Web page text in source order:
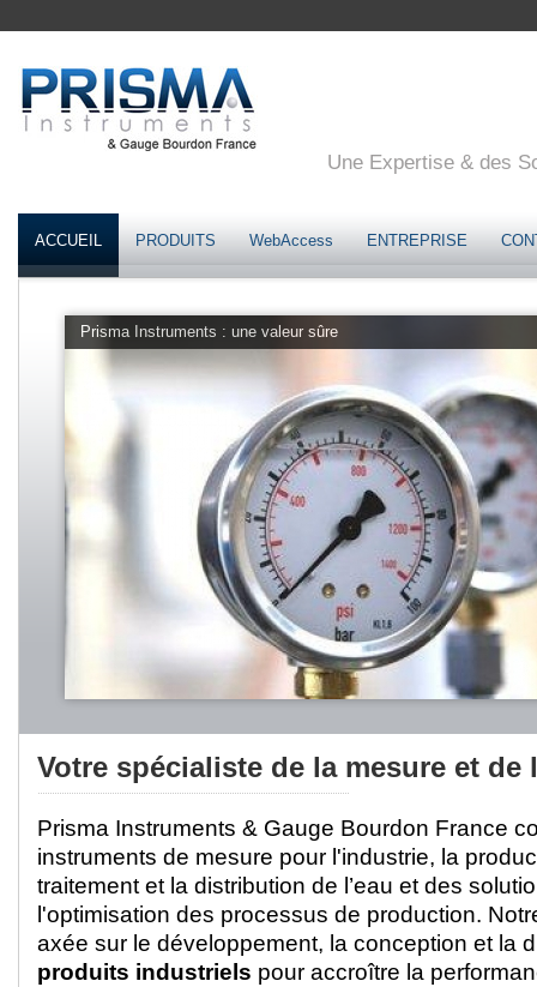
Une Expertise & des
ACCUEIL PRODUITS WebAccess ENTREPRISE
Votre spécialiste de la mesure et de
Prisma Instruments & Gauge Bourdon France
instruments de mesure pour l'industrie, la
traitement et la distribution de l’eau et des
l'optimisation des processus de production.
axée sur le développement, la conception et la
produits industriels pour accroître la